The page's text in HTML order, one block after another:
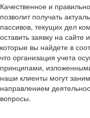
Качественное и
позволит получать
пассивов, текущих дел
оставить заявку на
которые вы найдете в
что организация учета
принципами,
наши клиенты могут
направлением
вопросы.